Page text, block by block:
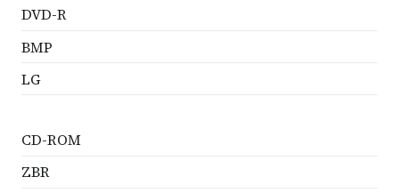
DVD-R
BMP
LG
CD-ROM
ZBR